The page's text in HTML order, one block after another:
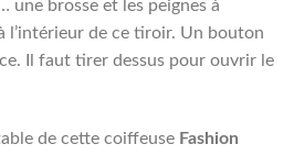
une brosse et les peignes à
l’intérieur de ce tiroir. Un bouton
Il faut tirer dessus pour ouvrir le
de cette coiffeuse Fashion